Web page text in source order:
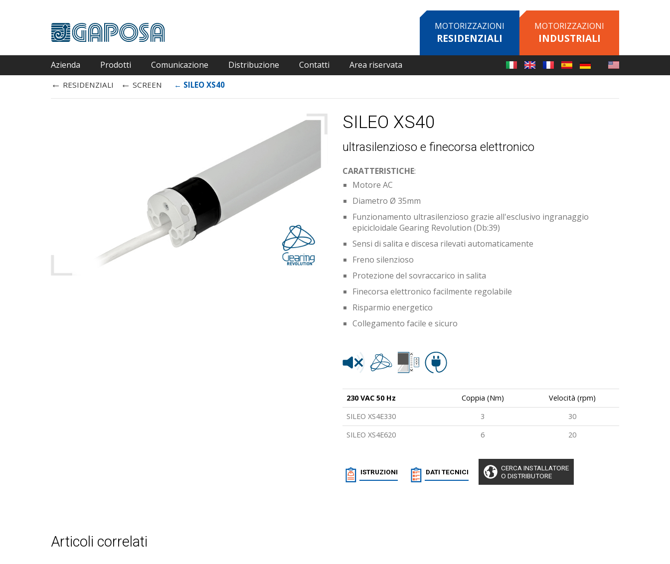
MOTORIZZAZIONI
RESIDENZIALI
MOTORIZZAZIONI
INDUSTRIALI
Azienda Prodotti Comunicazione Distribuzione Contatti Area riservata
← RESIDENZIALI ← SCREEN ← SILEO XS40
SILEO XS40
ultrasilenzioso e finecorsa elettronico
CARATTERISTICHE:
Motore AC
Diametro Ø 35mm
Funzionamento ultrasilenzioso grazie all'esclusivo ingranaggio
epicicloidale Gearing Revolution (Db:39)
Sensi di salita e discesa rilevati automaticamente
Freno silenzioso
Protezione del sovraccarico in salita
Finecorsa elettronico facilmente regolabile
Risparmio energetico
Collegamento facile e sicuro
230 VAC 50 Hz Coppia (Nm)
Velocità (rpm)
SILEO XS4E330
3
30
SILEO XS4E620
6 20
ISTRUZIONI DATI TECNICI
CERCA INSTALLATORE
O DISTRIBUTORE
articoli correlati